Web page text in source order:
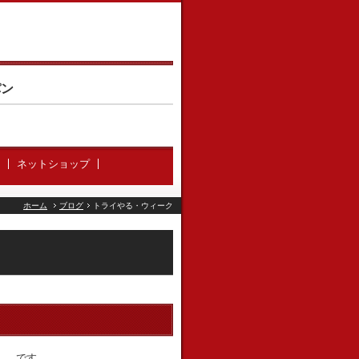
ネットショップ
ホーム ブログ トライやる・ウィーク